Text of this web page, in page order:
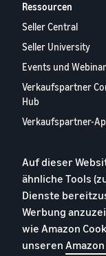
Ressourcen
Seller Central
Seller University
Events und
Verkaufspartner
Hub
Verkaufspartner-
Verkaufspartner-
Kontaktieren Sie uns
Auf dieser
ähnliche Tools
Dienste
Werbung
wie Amazon
unseren